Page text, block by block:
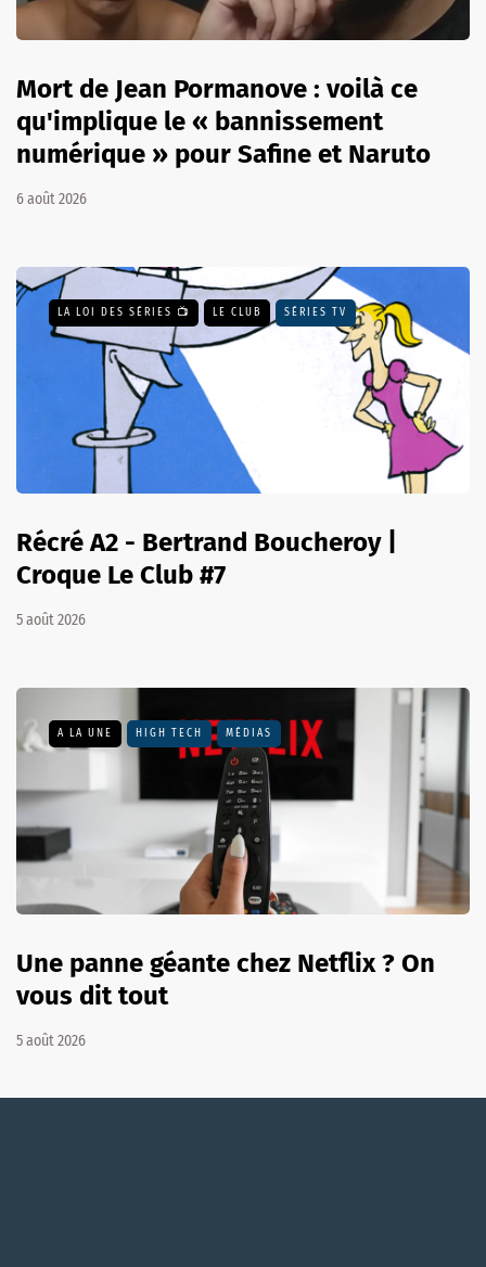
Mort de Jean Pormanove : voilà ce
qu'implique le « bannissement
numérique » pour Safine et Naruto
6 août 2026
LA LOI DES SÉRIES 📺 LE CLUB SÉRIES TV
Récré A2 - Bertrand Boucheroy |
Croque Le Club #7
5 août 2026
A LA UNE HIGH TECH MÉDIAS
Une panne géante chez Netflix ? On
vous dit tout
5 août 2026